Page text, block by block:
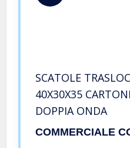
SCATOLE
40X30X35
DOPPIA ONDA